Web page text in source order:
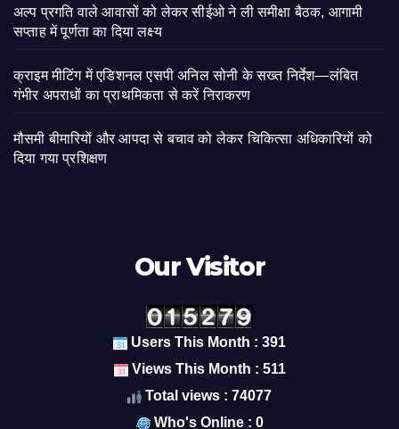
अल्प प्रगति वाले आवासों को लेकर सीईओ ने ली समीक्षा बैठक, आगामी
सप्ताह में पूर्णता का दिया लक्ष्य
क्राइम मीटिंग में एडिशनल एसपी अनिल सोनी के सख्त निर्देश—लंबित
गंभीर अपराधों का प्राथमिकता से करें निराकरण
मौसमी बीमारियों और आपदा से बचाव को लेकर चिकित्सा अधिकारियों को
दिया गया प्रशिक्षण
Our Visitor
Users This Month : 391
Views This Month : 511
Total views : 74077
Who's Online : 0